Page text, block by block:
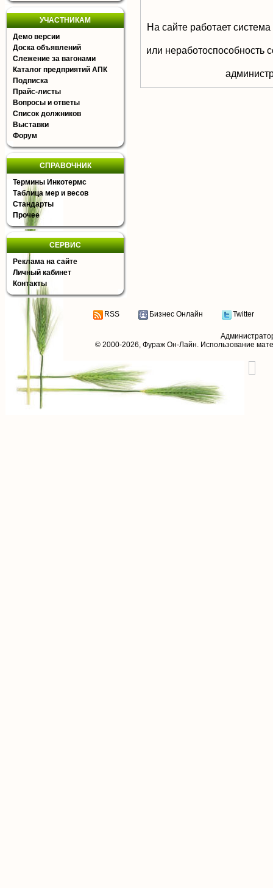
УЧАСТНИКАМ
Демо версии
Доска объявлений
Слежение за вагонами
Каталог предприятий АПК
Подписка
Прайс-листы
Вопросы и ответы
Список должников
Выставки
Форум
СПРАВОЧНИК
Термины Инкотермс
Таблица мер и весов
Стандарты
Прочее
СЕРВИС
Реклама на сайте
Личный кабинет
Контакты
На сайте работает
или неработоспособность
RSS Бизнес Онлайн Twitter
© 2000-2026, Фураж Он-Лайн. Использование